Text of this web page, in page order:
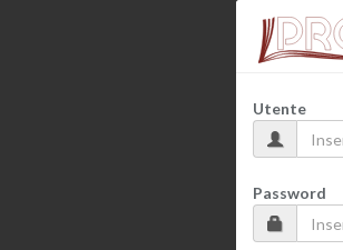
Utente
Password